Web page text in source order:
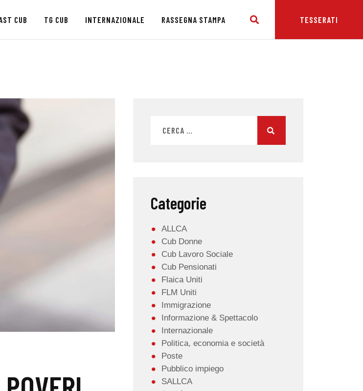
CUB TG CUB INTERNAZIONALE RASSEGNA STAMPA TESSERATI
Categorie
ALLCA
Cub Donne
Cub Lavoro Sociale
Cub Pensionati
Flaica Uniti
FLM Uniti
Immigrazione
Informazione & Spettacolo
Internazionale
Politica, economia e società
Poste
Pubblico impiego
SALLCA